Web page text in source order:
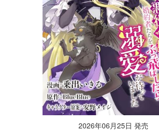
2026年06月25日 発売